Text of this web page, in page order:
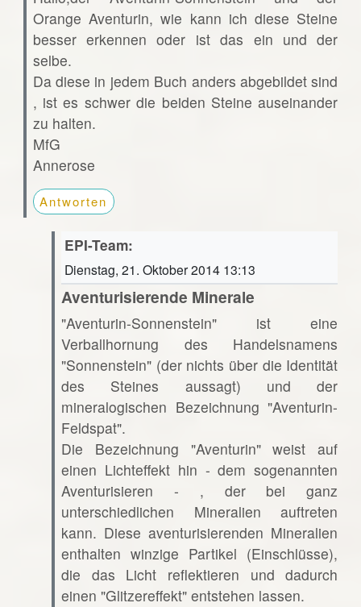
Orange Aventurin, wie kann ich diese Steine
besser erkennen oder ist das ein und der
selbe.
Da diese in jedem Buch anders abgebildet sind
, ist es schwer die beiden Steine auseinander
zu halten.
MfG
Annerose
Antworten
EPI-Team:
Dienstag, 21. Oktober 2014 13:13
Aventurisierende Minerale
"Aventurin-Sonnenstein" ist eine
Verballhornung des Handelsnamens
"Sonnenstein" (der nichts über die Identität
des Steines aussagt) und der
mineralogischen Bezeichnung "Aventurin-
Feldspat".
Die Bezeichnung "Aventurin" weist auf
einen Lichteffekt hin - dem sogenannten
Aventurisieren - , der bei ganz
unterschiedlichen Mineralien auftreten
kann. Diese aventurisierenden Mineralien
enthalten winzige Partikel (Einschlüsse),
die das Licht reflektieren und dadurch
einen "Glitzereffekt" entstehen lassen.